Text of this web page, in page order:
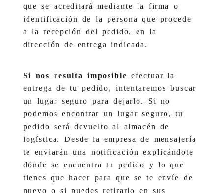
que se acreditará mediante la firma o
identificación de la persona que procede
a la recepción del pedido, en la
dirección de entrega indicada.
Si nos resulta imposible efectuar la
entrega de tu pedido, intentaremos buscar
un lugar seguro para dejarlo. Si no
podemos encontrar un lugar seguro, tu
pedido será devuelto al almacén de
logística. Desde la empresa de mensajería
te enviarán una notificación explicándote
dónde se encuentra tu pedido y lo que
tienes que hacer para que se te envíe de
nuevo o si puedes retirarlo en sus